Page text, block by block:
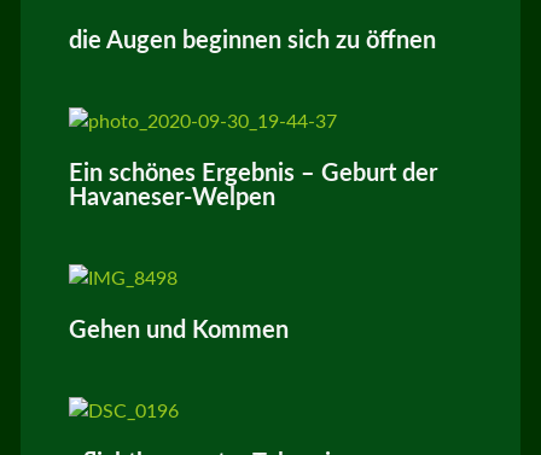
die Augen beginnen sich zu öffnen
Ein schönes Ergebnis – Geburt der
Havaneser-Welpen
Gehen und Kommen